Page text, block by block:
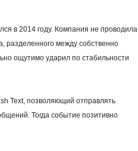
в 2014 году. Компания не проводила
разделенного между собственно
ощутимо ударил по стабильности
Text, позволяющий отправлять
Тогда событие позитивно